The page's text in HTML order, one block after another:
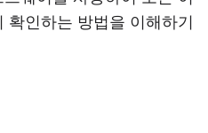
인하는 방법을 이해하기